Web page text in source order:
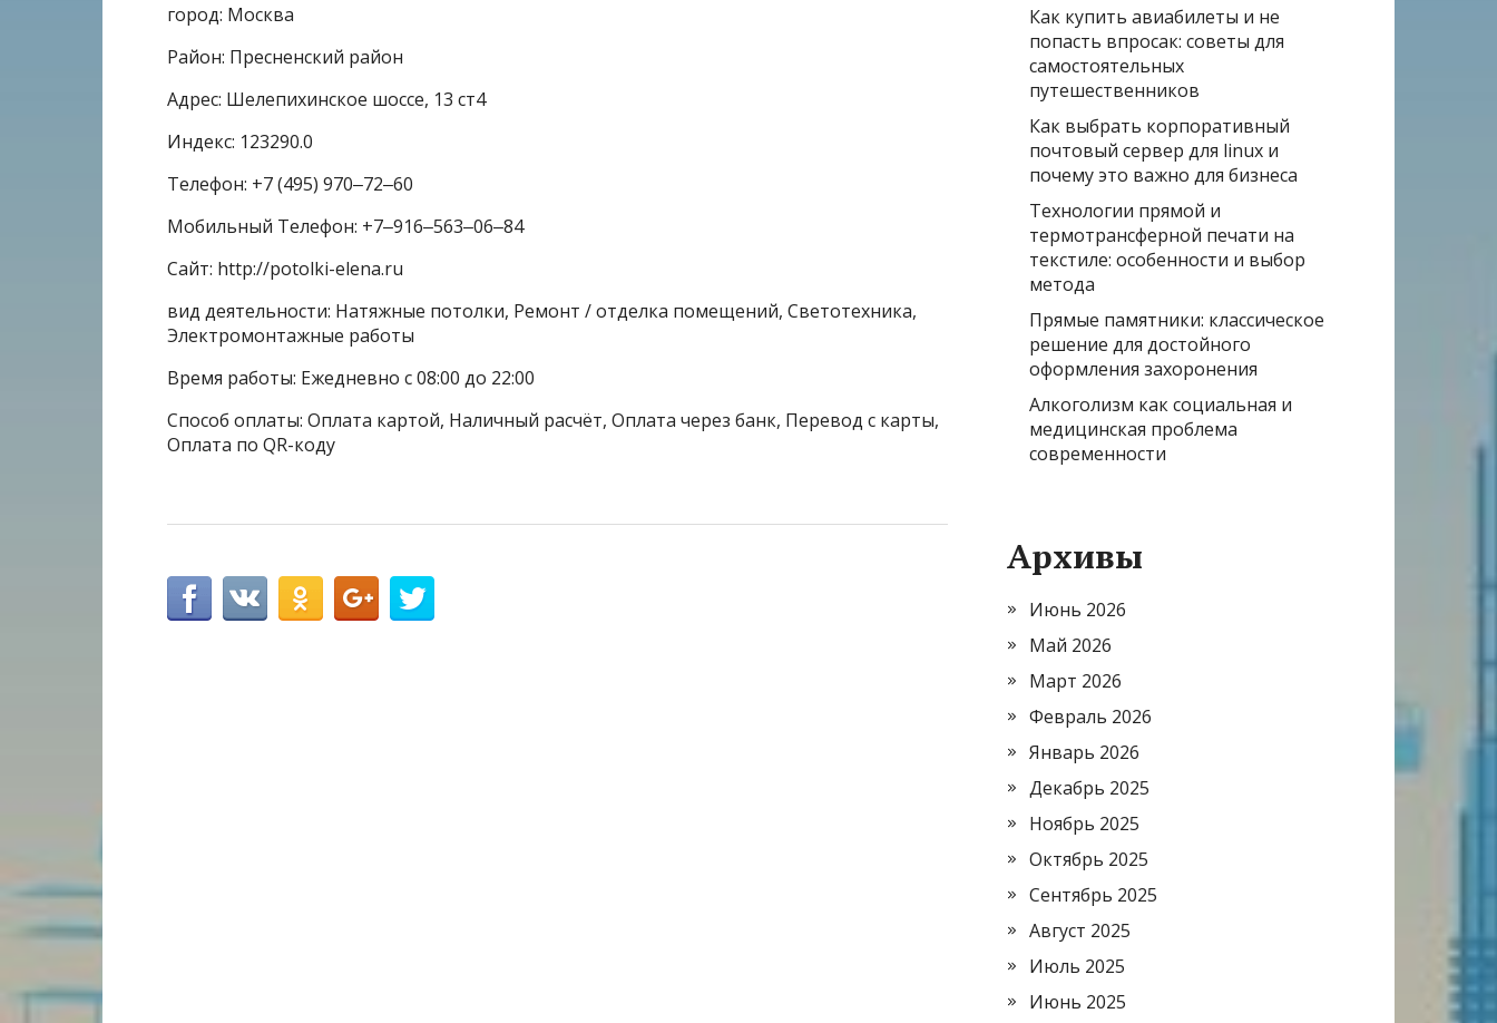
город: Москва
Район: Пресненский район
Адрес: Шелепихинское шоссе, 13 ст4
Индекс: 123290.0
Телефон: +7 (495) 970‒72‒60
Мобильный Телефон: +7‒916‒563‒06‒84
Сайт: http://potolki-elena.ru
вид деятельности: Натяжные потолки, Ремонт / отделка помещений, Светотехника,
Электромонтажные работы
Время работы: Ежедневно с 08:00 до 22:00
Способ оплаты: Оплата картой, Наличный расчёт, Оплата через банк, Перевод с карты,
Оплата по QR-коду
Как купить авиабилеты и не
попасть впросак: советы для
самостоятельных
путешественников
Как выбрать корпоративный
почтовый сервер для linux и
почему это важно для бизнеса
Технологии прямой и
термотрансферной печати на
текстиле: особенности и выбор
метода
Прямые памятники: классическое
решение для достойного
оформления захоронения
Алкоголизм как социальная и
медицинская проблема
современности
Архивы
Июнь 2026
Май 2026
Март 2026
Февраль 2026
Январь 2026
Декабрь 2025
Ноябрь 2025
Октябрь 2025
Сентябрь 2025
Август 2025
Июль 2025
Июнь 2025